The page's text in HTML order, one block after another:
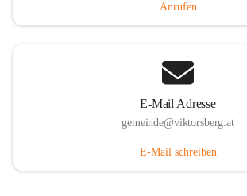
Anrufen
E-Mail Adresse
gemeinde@viktorsberg.at
E-Mail schreiben